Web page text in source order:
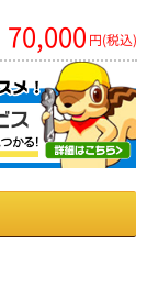
70,000 円(税込)